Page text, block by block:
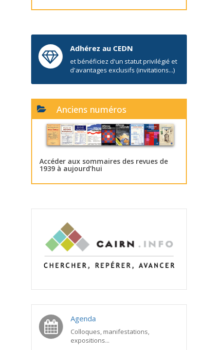
Adhérez au CEDN
et bénéficiez d'un statut privilégié et
d'avantages exclusifs (invitations...)
Anciens numéros
Accéder aux sommaires des revues de
1939 à aujourd’hui
Agenda
Colloques, manifestations,
expositions...